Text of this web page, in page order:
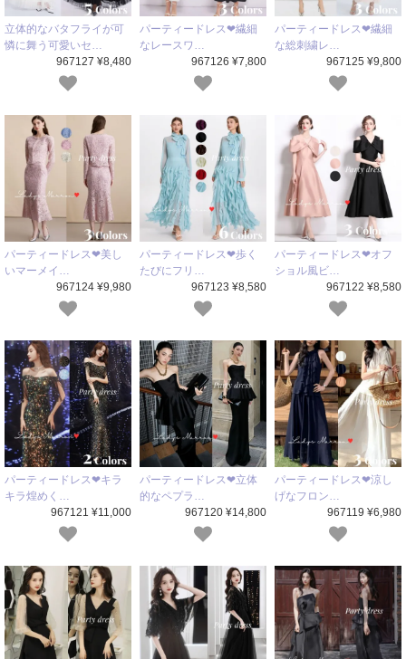
立体的なバタフライが可
憐に舞う可愛いセ…
967127 ¥8,480
パーティードレス❤繊細
なレースワ…
967126 ¥7,800
パーティードレス❤繊細
な総刺繍レ…
967125 ¥9,800
パーティードレス❤美し
いマーメイ…
967124 ¥9,980
パーティードレス❤歩く
たびにフリ…
967123 ¥8,580
パーティードレス❤オフ
ショル風ビ…
967122 ¥8,580
パーティードレス❤キラ
キラ煌めく…
967121 ¥11,000
パーティードレス❤立体
的なペプラ…
967120 ¥14,800
パーティードレス❤涼し
げなフロン…
967119 ¥6,980